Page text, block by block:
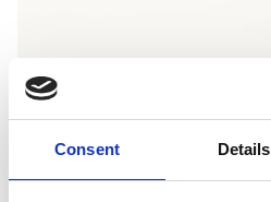
Consent Details